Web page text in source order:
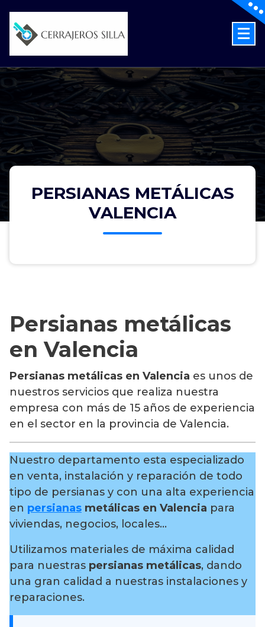
content
PERSIANAS METÁLICAS
VALENCIA
Persianas metálicas
en Valencia
Persianas metálicas en Valencia es unos de
nuestros servicios que realiza nuestra
empresa con más de 15 años de experiencia
en el sector en la provincia de Valencia.
Nuestro departamento esta especializado
en venta, instalación y reparación de todo
tipo de persianas y con una alta experiencia
en persianas metálicas en Valencia para
viviendas, negocios, locales…
Utilizamos materiales de máxima calidad
para nuestras persianas metálicas, dando
una gran calidad a nuestras instalaciones y
reparaciones.